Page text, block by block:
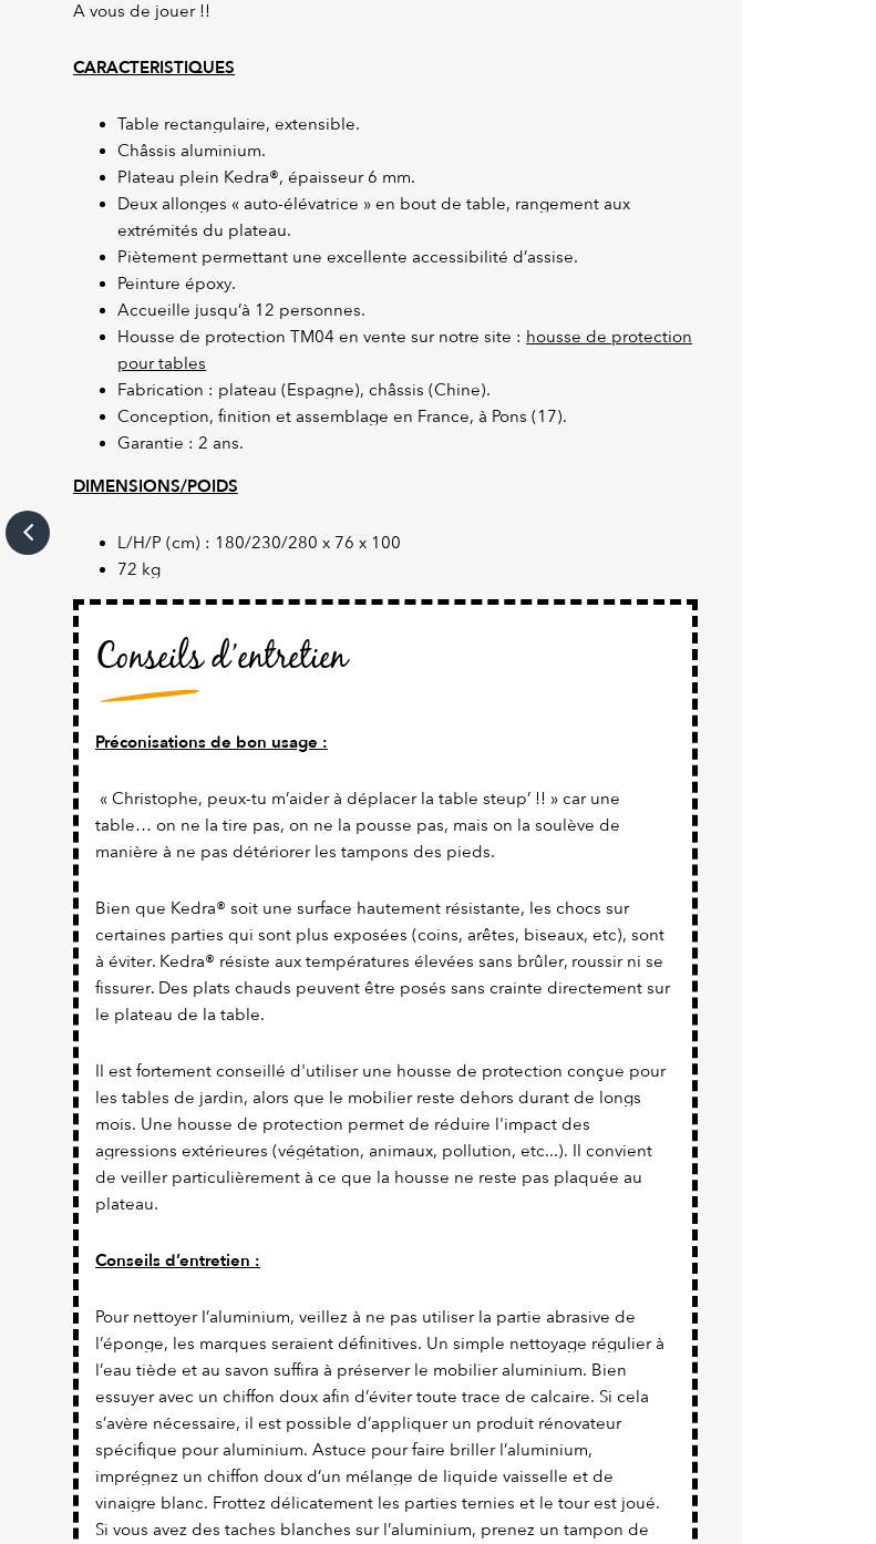
A vous de jouer !!
CARACTERISTIQUES
Table rectangulaire, extensible.
Châssis aluminium.
Plateau plein Kedra®, épaisseur 6 mm.
Deux allonges « auto-élévatrice » en bout de table, rangement aux
extrémités du plateau.
Piètement permettant une excellente accessibilité d’assise.
Peinture époxy.
Accueille jusqu’à 12 personnes.
Housse de protection TM04 en vente sur notre site : housse de protection
pour tables
Fabrication : plateau (Espagne), châssis (Chine).
Conception, finition et assemblage en France, à Pons (17).
Garantie : 2 ans.
DIMENSIONS/POIDS
L/H/P (cm) : 180/230/280 x 76 x 100
72 kg
Conseils d’entretien
Préconisations de bon usage :
« Christophe, peux-tu m’aider à déplacer la table steup’ !! » car une
table… on ne la tire pas, on ne la pousse pas, mais on la soulève de
manière à ne pas détériorer les tampons des pieds.
Bien que Kedra® soit une surface hautement résistante, les chocs sur
certaines parties qui sont plus exposées (coins, arêtes, biseaux, etc), sont
à éviter. Kedra® résiste aux températures élevées sans brûler, roussir ni se
fissurer. Des plats chauds peuvent être posés sans crainte directement sur
le plateau de la table.
Il est fortement conseillé d'utiliser une housse de protection conçue pour
les tables de jardin, alors que le mobilier reste dehors durant de longs
mois. Une housse de protection permet de réduire l'impact des
agressions extérieures (végétation, animaux, pollution, etc...). Il convient
de veiller particulièrement à ce que la housse ne reste pas plaquée au
plateau.
Conseils d’entretien :
Pour nettoyer l’aluminium, veillez à ne pas utiliser la partie abrasive de
l’éponge, les marques seraient définitives. Un simple nettoyage régulier à
l’eau tiède et au savon suffira à préserver le mobilier aluminium. Bien
essuyer avec un chiffon doux afin d’éviter toute trace de calcaire. Si cela
s’avère nécessaire, il est possible d’appliquer un produit rénovateur
spécifique pour aluminium. Astuce pour faire briller l’aluminium,
imprégnez un chiffon doux d’un mélange de liquide vaisselle et de
vinaigre blanc. Frottez délicatement les parties ternies et le tour est joué.
Si vous avez des taches blanches sur l’aluminium, prenez un tampon de